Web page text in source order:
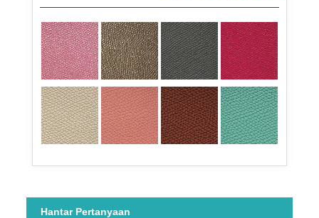
Hantar Pertanyaan